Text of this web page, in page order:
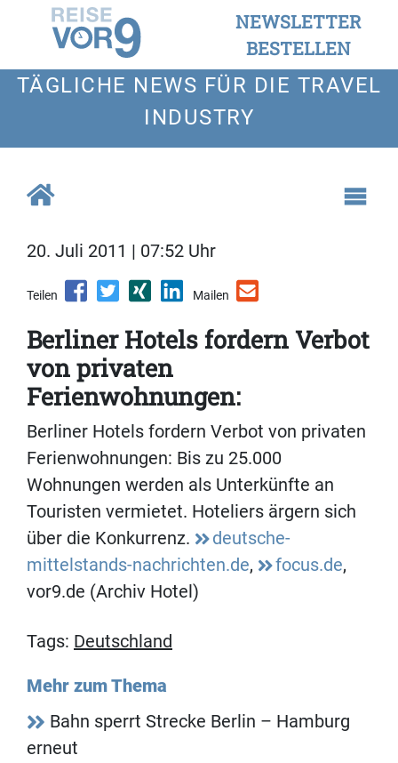
NEWSLETTER
BESTELLEN
TÄGLICHE NEWS FÜR DIE TRAVEL
INDUSTRY
20. Juli 2011 | 07:52 Uhr
Teilen Mailen
Berliner Hotels fordern Verbot
von privaten
Ferienwohnungen:
Berliner Hotels fordern Verbot von privaten
Ferienwohnungen: Bis zu 25.000
Wohnungen werden als Unterkünfte an
Touristen vermietet. Hoteliers ärgern sich
über die Konkurrenz.
deutsche-
mittelstands-nachrichten.de, focus.de,
vor9.de (Archiv Hotel)
Tags: Deutschland
Mehr zum Thema
Bahn sperrt Strecke Berlin – Hamburg
erneut